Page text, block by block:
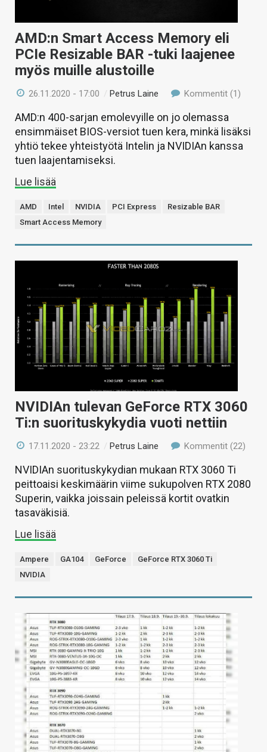
AMD:n Smart Access Memory eli
PCIe Resizable BAR -tuki laajenee
myös muille alustoille
26.11.2020 - 17:00 /Petrus Laine Kommentit (1)
AMD:n 400-sarjan emolevyille on jo olemassa
ensimmäiset BIOS-versiot tuen kera, minkä lisäksi
yhtiö tekee yhteistyötä Intelin ja NVIDIAn kanssa
tuen laajentamiseksi.
Lue lisää
AMD Intel NVIDIA PCI Express
Resizable BAR
Smart Access Memory
NVIDIAn tulevan GeForce RTX 3060
Ti:n suorituskykydia vuoti nettiin
17.11.2020 - 23:22 /Petrus Laine Kommentit (22)
NVIDIAn suorituskykydian mukaan RTX 3060 Ti
peittoaisi keskimäärin viime sukupolven RTX 2080
Superin, vaikka joissain peleissä kortit ovatkin
tasaväkisiä.
Lue lisää
Ampere GA104 GeForce
GeForce RTX 3060 Ti
NVIDIA